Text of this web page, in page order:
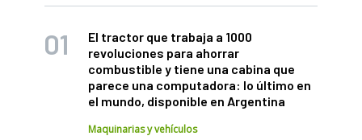
El tractor que trabaja a 1000
revoluciones para ahorrar
combustible y tiene una cabina que
parece una computadora: lo último en
el mundo, disponible en Argentina
Maquinarias y vehículos